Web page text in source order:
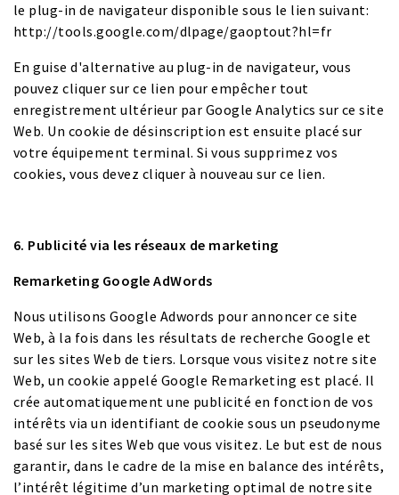
le plug-in de navigateur disponible sous le lien suivant:
http://tools.google.com/dlpage/gaoptout?hl=fr
En guise d'alternative au plug-in de navigateur, vous
pouvez cliquer sur ce lien pour empêcher tout
enregistrement ultérieur par Google Analytics sur ce site
Web. Un cookie de désinscription est ensuite placé sur
votre équipement terminal. Si vous supprimez vos
cookies, vous devez cliquer à nouveau sur ce lien.
6. Publicité via les réseaux de marketing
Remarketing Google AdWords
Nous utilisons Google Adwords pour annoncer ce site
Web, à la fois dans les résultats de recherche Google et
sur les sites Web de tiers. Lorsque vous visitez notre site
Web, un cookie appelé Google Remarketing est placé. Il
crée automatiquement une publicité en fonction de vos
intérêts via un identifiant de cookie sous un pseudonyme
basé sur les sites Web que vous visitez. Le but est de nous
garantir, dans le cadre de la mise en balance des intérêts,
l’intérêt légitime d’un marketing optimal de notre site